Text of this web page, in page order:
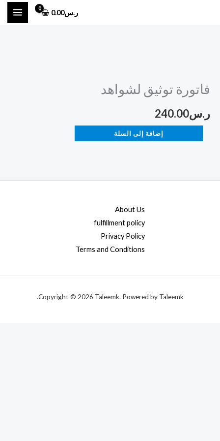
ر.س0.00
فاتورة توثيق لشواهد
ر.س240.00
توثيق
لشواهد
إضافة إلى السلة
About Us
fulfillment policy
Privacy Policy
Terms and Conditions
Copyright © 2026 Taleemk. Powered by Taleemk.